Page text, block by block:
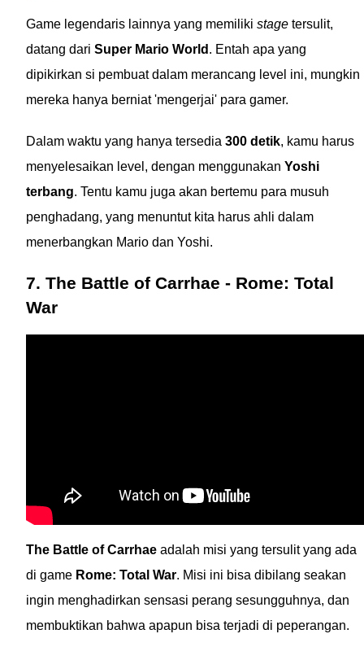
Game legendaris lainnya yang memiliki stage tersulit,
datang dari Super Mario World . Entah apa yang
dipikirkan si pembuat dalam merancang level ini, mungkin
mereka hanya berniat 'mengerjai' para gamer.
Dalam waktu yang hanya tersedia 300 detik, kamu harus
menyelesaikan level, dengan menggunakan Yoshi
terbang. Tentu kamu juga akan bertemu para musuh
penghadang, yang menuntut kita harus ahli dalam
menerbangkan Mario dan Yoshi.
7. The Battle of Carrhae - Rome: Total
War
The Battle of Carrhae adalah misi yang tersulit yang ada
di game Rome: Total War. Misi ini bisa dibilang seakan
ingin menghadirkan sensasi perang sesungguhnya, dan
membuktikan bahwa apapun bisa terjadi di peperangan.